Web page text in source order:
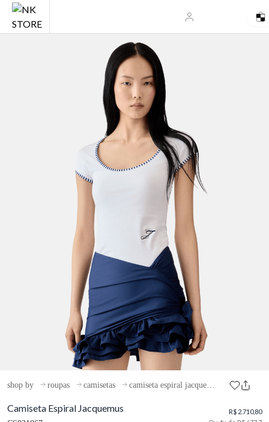
shop by roupas camisetas camiseta espiral jacquemus
Camiseta Espiral Jacquemus
R$ 2.710,80